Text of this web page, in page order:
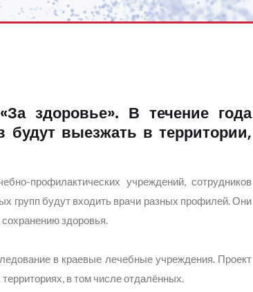
здоровье». В течение года
будут выезжать в территории,
профилактических учреждений, сотрудников
групп будут входить врачи разных профилей. Они
здоровья.
в краевые лечебные учреждения. Проект
в том числе отдалённых.